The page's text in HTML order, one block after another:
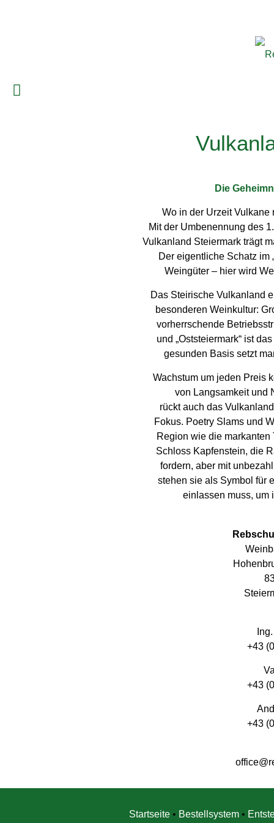
Die
Wo in der Urzeit Vulkane
Mit der Umbenennung des
Vulkanland Steiermark trägt
Der eigentliche Schatz im
Weingüter – hier wird
Das Steirische Vulkanland
besonderen Weinkultur:
vorherrschende
und „Oststeiermark“ ist
gesunden Basis setzt
Wachstum um jeden Preis
von Langsamkeit und
rückt auch das
Fokus. Poetry Slams und
Region wie die
Schloss Kapfenstein, die
fordern, aber mit
stehen sie als Symbol für
einlassen muss, um
+43
+43
+43
Startseite• Bestellsystem •